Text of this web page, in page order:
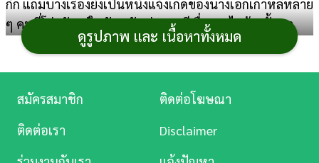
กั๊ก แถมบางเรื่องยังเป็นหนังแจ้งเกิดของนางเอกเกาหลีหลาย
ๆ คนที่โด่งดังอยู่ในปัจจุบัน ส่วนจะมีเรื่องอะไรบ้างนั้นมา
ติดตามดูหนังไปพร้อม ๆ กันเลย
1. Untold Scandal (2003)
ดูรูปภาพ และ เนื้อหาทั้งหมด
ดู
หนัง
สมัครสมาชิก
ติดต่อโฆษณา
ติดต่อเรา
Disclaimer